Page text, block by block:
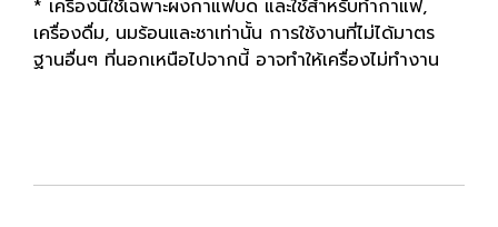
* เครื่องนี้ใช้เฉพาะผงกาแฟบด และใช้สำหรับทำกาแฟ,
เครื่องดื่ม, นมร้อนและชาเท่านั้น การใช้งานที่ไม่ได้มาตร
ฐานอื่นๆ ที่นอกเหนือไปจากนี้ อาจทำให้เครื่องไม่ทำงาน